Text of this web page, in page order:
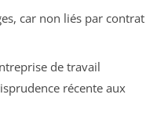
car non liés par contrat
de travail
récente aux